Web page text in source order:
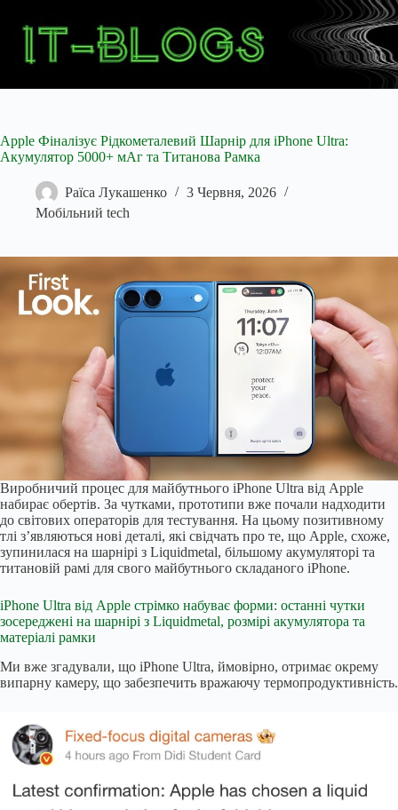
Apple Фіналізує Рідкометалевий Шарнір для iPhone Ultra:
Акумулятор 5000+ мАг та Титанова Рамка
Раїса Лукашенко
3 Червня, 2026
Мобільний tech
Виробничий процес для майбутнього iPhone Ultra від Apple
набирає обертів. За чутками, прототипи вже почали надходити
до світових операторів для тестування. На цьому позитивному
тлі з’являються нові деталі, які свідчать про те, що Apple, схоже,
зупинилася на шарнірі з Liquidmetal, більшому акумуляторі та
титановій рамі для свого майбутнього складаного iPhone.
iPhone Ultra від Apple стрімко набуває форми: останні чутки
зосереджені на шарнірі з Liquidmetal, розмірі акумулятора та
матеріалі рамки
Ми вже згадували, що iPhone Ultra, ймовірно, отримає окрему
випарну камеру, що забезпечить вражаючу термопродуктивність.